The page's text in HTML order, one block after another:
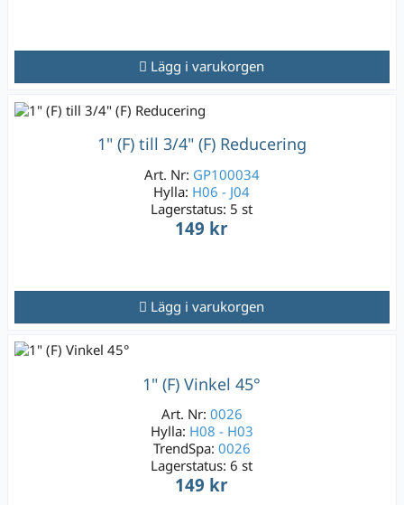
Lägg i varukorgen
1" (F) till 3/4" (F) Reducering
Art. Nr: GP100034
Hylla: H06 - J04
Lagerstatus: 5 st
149 kr
Lägg i varukorgen
1" (F) Vinkel 45°
Art. Nr: 0026
Hylla: H08 - H03
TrendSpa: 0026
Lagerstatus:6 st
149 kr